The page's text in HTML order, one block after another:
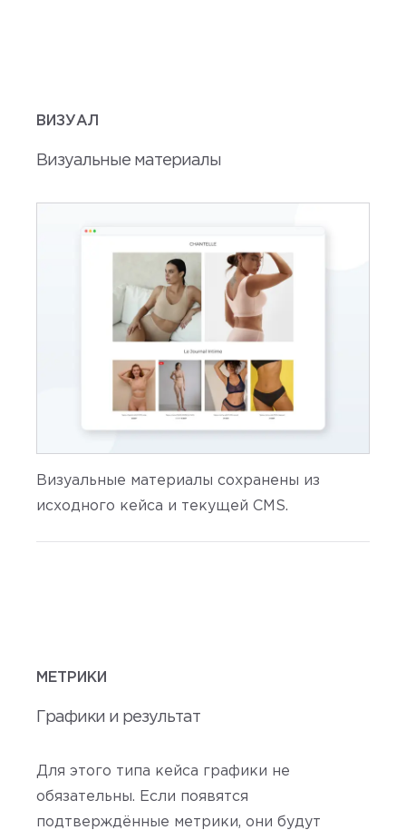
ВИЗУАЛ
Визуальные материалы
Визуальные материалы сохранены из
исходного кейса и текущей CMS.
МЕТРИКИ
Графики и результат
Для этого типа кейса графики не
обязательны. Если появятся
подтверждённые метрики, они будут